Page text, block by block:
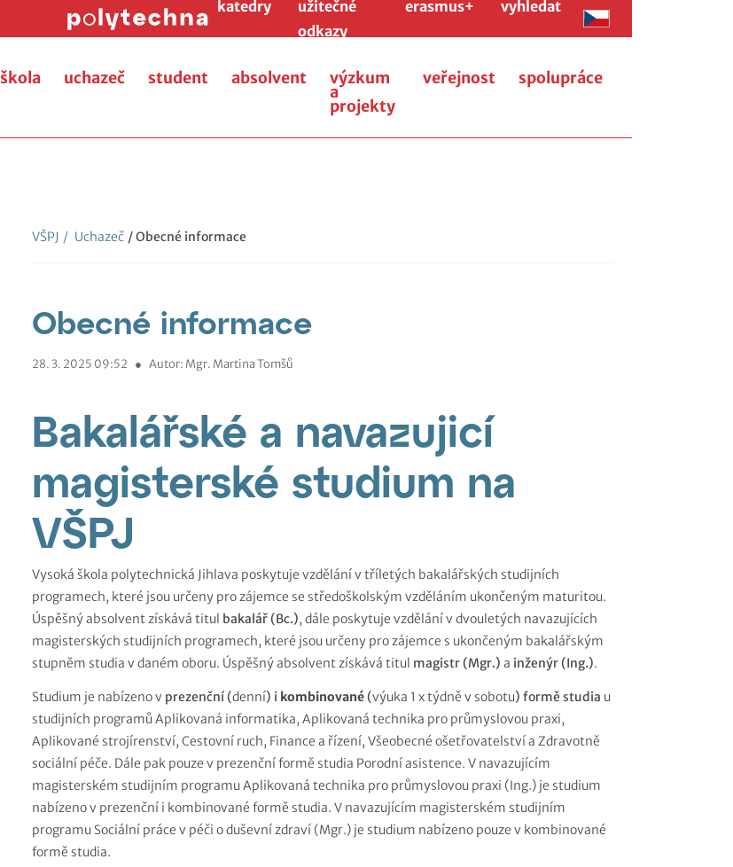
katedry
užitečné
odkazy
erasmus+ vyhledat
škola uchazeč student absolvent výzkum
a
projekty
veřejnost spolupráce
VŠPJ / Uchazeč / Obecné informace
Obecné informace
28. 3. 2025 09:52 ● Autor: Mgr. Martina Tomšů
Bakalářské a navazujicí
magisterské studium na
VŠPJ
Vysoká škola polytechnická Jihlava poskytuje vzdělání v tříletých bakalářských studijních
programech, které jsou určeny pro zájemce se středoškolským vzděláním ukončeným maturitou.
Úspěšný absolvent získává titul bakalář (Bc.), dále poskytuje vzdělání v dvouletých navazujících
magisterských studijních programech, které jsou určeny pro zájemce s ukončeným bakalářským
stupněm studia v daném oboru. Úspěšný absolvent získává titul magistr (Mgr.) a inženýr (Ing.).
Studium je nabízeno v prezenční (denní) i kombinované(výuka 1 x týdně v sobotu) formě studia u
studijních programů Aplikovaná informatika, Aplikovaná technika pro průmyslovou praxi,
Aplikované strojírenství, Cestovní ruch, Finance a řízení, Všeobecné ošetřovatelství a Zdravotně
sociální péče. Dále pak pouze v prezenční formě studia Porodní asistence. V navazujícím
magisterském studijním programu Aplikovaná technika pro průmyslovou praxi (Ing.) je studium
nabízeno v prezenční i kombinované formě studia. V navazujícím magisterském studijním
programu Sociální práce v péči o duševní zdraví (Mgr.) je studium nabízeno pouze v kombinované
formě studia.